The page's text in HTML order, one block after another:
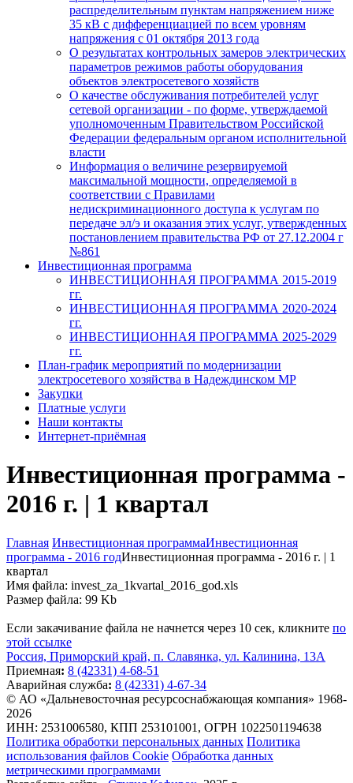
распределительным пунктам напряжением ниже
35 кВ с дифференциацией по всем уровням
напряжения с 01 октября 2013 года
О результатах контрольных замеров электрических
параметров режимов работы оборудования
объектов электросетевого хозяйств
О качестве обслуживания потребителей услуг
сетевой организации - по форме, утверждаемой
уполномоченным Правительством Российской
Федерации федеральным органом исполнительной
власти
Информация о величине резервируемой
максимальной мощности, определяемой в
соответствии с Правилами
недискриминационного доступа к услугам по
передаче эл/э и оказания этих услуг, утвержденных
постановлением правительства РФ от 27.12.2004 г
№861
Инвестиционная программа
ИНВЕСТИЦИОННАЯ ПРОГРАММА 2015-2019
гг.
ИНВЕСТИЦИОННАЯ ПРОГРАММА 2020-2024
гг.
ИНВЕСТИЦИОННАЯ ПРОГРАММА 2025-2029
гг.
План-график мероприятий по модернизации
электросетевого хозяйства в Надеждинском МР
Закупки
Платные услуги
Наши контакты
Интернет-приёмная
Инвестиционная программа -
2016 г. | 1 квартал
Главная Инвестиционная программаИнвестиционная
программа - 2016 годИнвестиционная программа - 2016 г. | 1
квартал
Имя файла: invest_za_1kvartal_2016_god.xls
Размер файла: 99 Kb
Если закачивание файла не начнется через 10 сек, кликните по
этой ссылке
Россия, Приморский край, п. Славянка, ул. Калинина, 13А
Приемная: 8 (42331) 4-68-51
Аварийная служба: 8 (42331) 4-67-34
© АО «Дальневосточная ресурсоснабжающая компания» 1968-
2026
ИНН: 2531006580, КПП 253101001, ОГРН 1022501194638
Политика обработки персональных данных Политика
использования файлов Cookie Обработка данных
метрическими программами